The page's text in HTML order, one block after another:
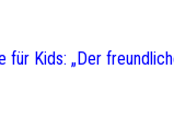
Kids: „Der